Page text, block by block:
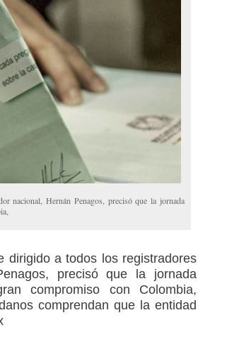
nacional, Hernán Penagos, precisó que la jornada
dirigido a todos los registradores
precisó que la jornada
compromiso con Colombia,
comprendan que la entidad